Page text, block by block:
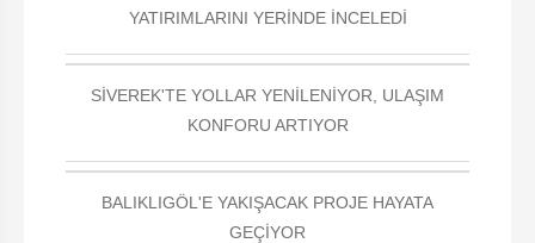
YATIRIMLARINI YERİNDE İNCELEDİ
SİVEREK'TE YOLLAR YENİLENİYOR, ULAŞIM
KONFORU ARTIYOR
BALIKLIGÖL'E YAKIŞACAK PROJE HAYATA
GEÇİYOR